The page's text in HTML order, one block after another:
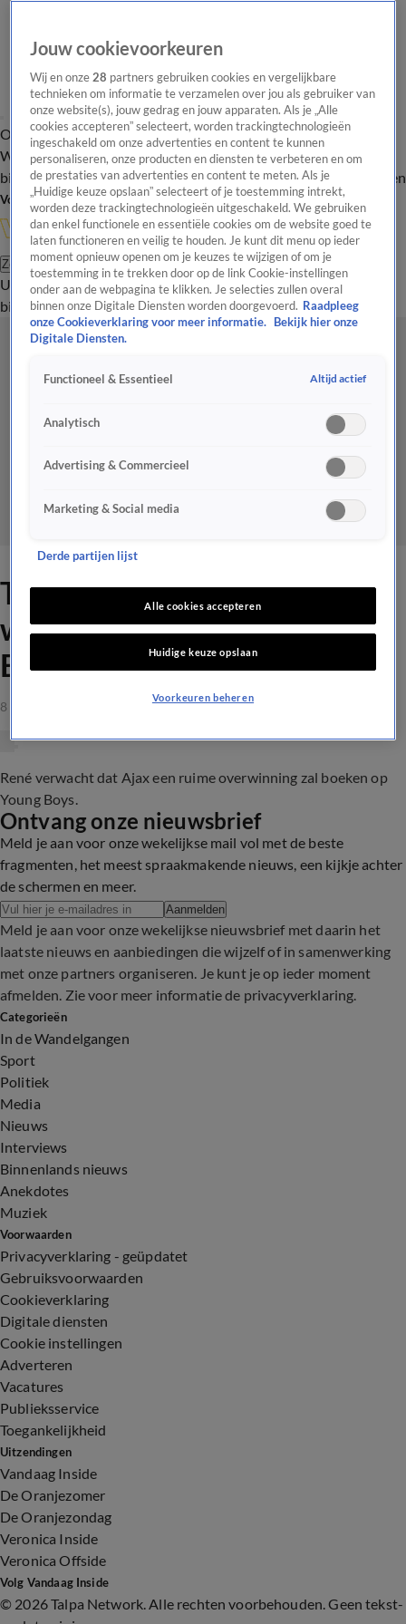
Overzicht Onze programma's Uitzendingen Onze gezichten
In de
WandelgangenInterviewsUitzending
bijwonenPodcastShopVeelgestelde vragenKijkersvraag insturen
Volg Vandaag Inside
Zoeken
UitzendingenVandaag InsideDe OranjezomerShopUitzending
bijwonen
TOTO-voorspelling: 'Ajax
wint met 4-0 van Young
Boys'
8 mrt 2021, 23:36
René verwacht dat Ajax een ruime overwinning zal boeken op
Young Boys.
Ontvang onze nieuwsbrief
Meld je aan voor onze wekelijkse mail vol met de beste
fragmenten, het meest spraakmakende nieuws, een kijkje achter
de schermen en meer.
Aanmelden
Meld je aan voor onze wekelijkse nieuwsbrief met daarin het
laatste nieuws en aanbiedingen die wijzelf of in samenwerking
met onze partners organiseren. Je kunt je op ieder moment
afmelden. Zie voor meer informatie de privacyverklaring.
Categorieën
In de Wandelgangen
Sport
Politiek
Media
Nieuws
Interviews
Binnenlands nieuws
Anekdotes
Muziek
Voorwaarden
Privacyverklaring - geüpdatet
Gebruiksvoorwaarden
Cookieverklaring
Digitale diensten
Cookie instellingen
Adverteren
Vacatures
Publieksservice
Toegankelijkheid
Uitzendingen
Vandaag Inside
De Oranjezomer
De Oranjezondag
Veronica Inside
Veronica Offside
Volg Vandaag Inside
© 2026 Talpa Network. Alle rechten voorbehouden. Geen tekst-
Jouw cookievoorkeuren
Wij en onze28 partners gebruiken cookies en vergelijkbare
technieken om informatie te verzamelen over jou als gebruiker van
onze website(s), jouw gedrag en jouw apparaten. Als je „Alle
cookies accepteren” selecteert, worden trackingtechnologieën
ingeschakeld om onze advertenties en content te kunnen
personaliseren, onze producten en diensten te verbeteren en om
de prestaties van advertenties en content te meten. Als je
„Huidige keuze opslaan” selecteert of je toestemming intrekt,
worden deze trackingtechnologieën uitgeschakeld. We gebruiken
dan enkel functionele en essentiële cookies om de website goed te
laten functioneren en veilig te houden. Je kunt dit menu op ieder
moment opnieuw openen om je keuzes te wijzigen of om je
toestemming in te trekken door op de link Cookie-instellingen
onder aan de webpagina te klikken. Je selecties zullen overal
binnen onze Digitale Diensten worden doorgevoerd. Raadpleeg
onze Cookieverklaring voor meer informatie.
Bekijk hier onze
Digitale Diensten.
Functioneel & Essentieel Altijd actief
Analytisch
Advertising & Commercieel
Marketing & Social media
Derde partijen lijst
Alle cookies accepteren
Huidige keuze opslaan
Voorkeuren beheren